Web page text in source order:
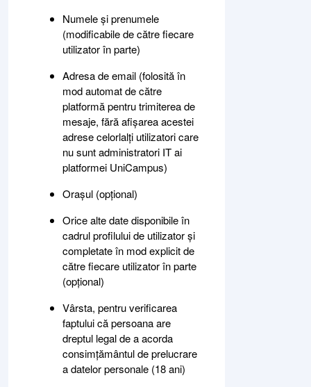
Numele și prenumele
(modificabile de către fiecare
utilizator în parte)
Adresa de email (folosită în
mod automat de către
platformă pentru trimiterea de
mesaje, fără afișarea acestei
adrese celorlalți utilizatori care
nu sunt administratori IT ai
platformei UniCampus)
Orașul (opțional)
Orice alte date disponibile în
cadrul profilului de utilizator și
completate în mod explicit de
către fiecare utilizator în parte
(opțional)
Vârsta, pentru verificarea
faptului că persoana are
dreptul legal de a acorda
consimțământul de prelucrare
a datelor personale (18 ani)